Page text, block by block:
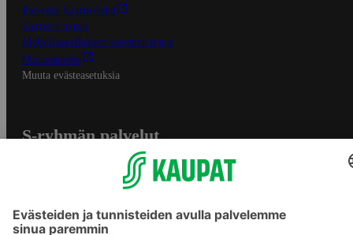
Palvelun käyttöehdot
Saavutettavuus
Mobiilisovelluksen saavutettavuus
Mainostajalle
Muuta evästeasetuksia
S-ryhmän palvelut
Yhteishyvä Ruoka -sovellus